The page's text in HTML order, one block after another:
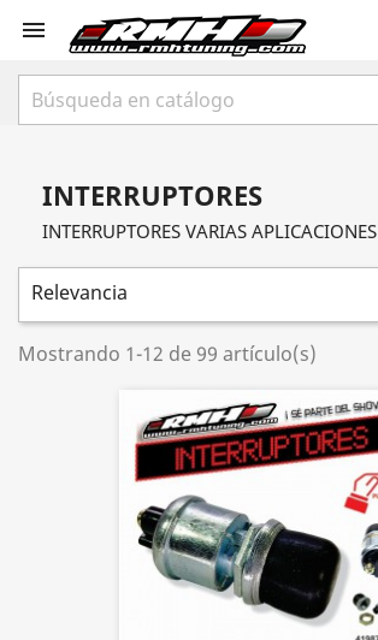

INTERRUPTORES
INTERRUPTORES VARIAS APLICACIONES
Relevancia
Mostrando 1-12 de 99 artículo(s)